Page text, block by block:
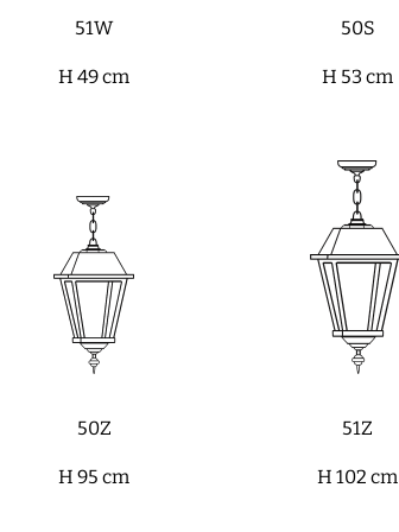
51W
H 49 cm
50S
H 53 cm
50Z
H 95 cm
51Z
H 102 cm